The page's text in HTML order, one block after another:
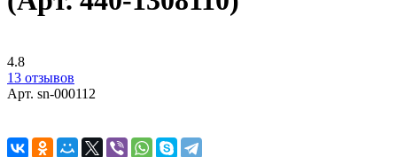
4.8
13 отзывов
Арт. sn-000112